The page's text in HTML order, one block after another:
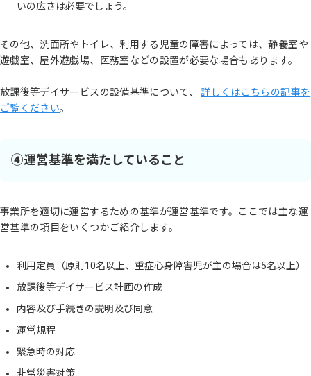
いの広さは必要でしょう。
その他、洗面所やトイレ、利用する児童の障害によっては、静養室や
遊戯室、屋外遊戯場、医務室などの設置が必要な場合もあります。
放課後等デイサービスの設備基準について、詳しくはこちらの記事を
ご覧ください。
④運営基準を満たしていること
事業所を適切に運営するための基準が運営基準です。ここでは主な運
営基準の項目をいくつかご紹介します。
利用定員（原則10名以上、重症心身障害児が主の場合は5名以上）
放課後等デイサービス計画の作成
内容及び手続きの説明及び同意
運営規程
緊急時の対応
非常災害対策